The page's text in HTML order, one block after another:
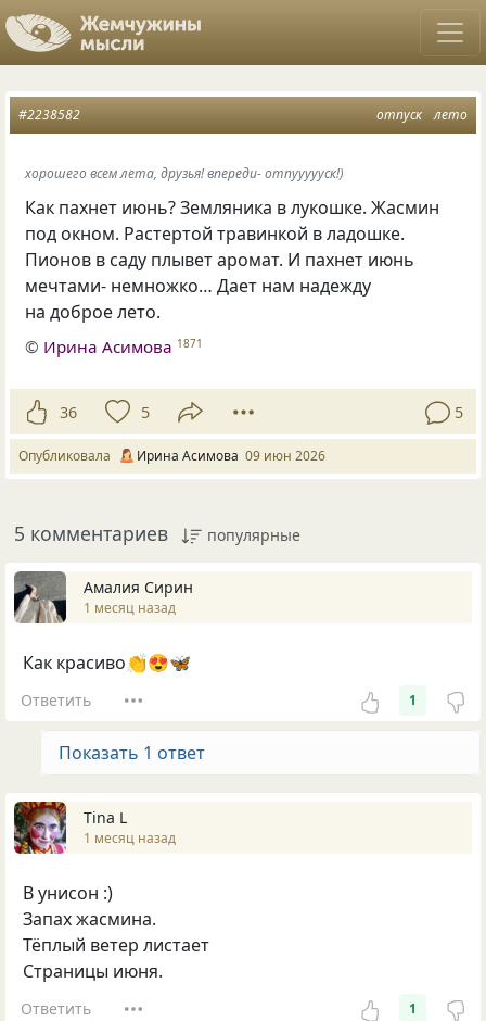
отпуск лето
#2238582
хорошего всем лета, друзья! впереди- отпуууууск!)
Как пахнет июнь? Земляника в лукошке. Жасмин
под окном. Растертой травинкой в ладошке.
Пионов в саду плывет аромат. И пахнет июнь
мечтами- немножко… Дает нам надежду
на доброе лето.
© Ирина Асимова 1871
36 5 5
Опубликовала Ирина Асимова 09 июн 2026
5 комментариев популярные
Амалия Сирин
1 месяц назад
Как красиво👏😍🦋
Ответить 1
Показать 1 ответ
Tina L
1 месяц назад
В унисон :)
Запах жасмина.
Тёплый ветер листает
Страницы июня.
Ответить 1